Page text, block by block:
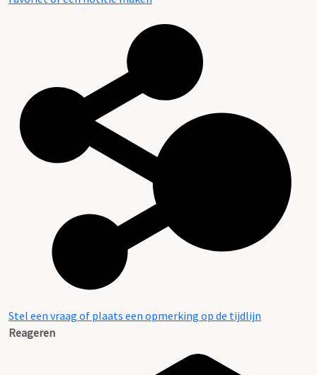
Stel een vraag of plaats een opmerking op de tijdlijn
Reageren